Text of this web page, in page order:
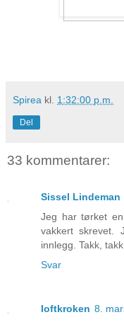
Spirea kl. 1:32:00 p.m.
Del
33 kommentarer:
Sissel Lindeman
Jeg har tørket
vakkert skrevet.
innlegg. Takk,
Svar
loftkroken 8.